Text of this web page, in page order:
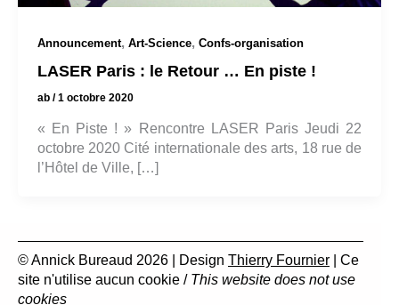
Announcement, Art-Science, Confs-organisation
LASER Paris : le Retour … En piste !
ab /1 octobre 2020
« En Piste ! » Rencontre LASER Paris Jeudi 22
octobre 2020 Cité internationale des arts, 18 rue de
l’Hôtel de Ville, […]
© Annick Bureaud 2026 | Design Thierry Fournier | Ce
site n'utilise aucun cookie / This website does not use
cookies